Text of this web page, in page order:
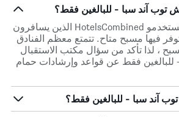
آند سبا - للبالغين فقط؟
نعم. غالبً ما يبحث مستخدمو HotelsCombined الذين يسافرون
فيها مسبح متاح. تتمتع معظم الفنادق
، لذا تأكد من سؤال مكتب الاستقبال
فقط عن قواعد وإرشادات حمام
آند سبا - للبالغين فقط؟